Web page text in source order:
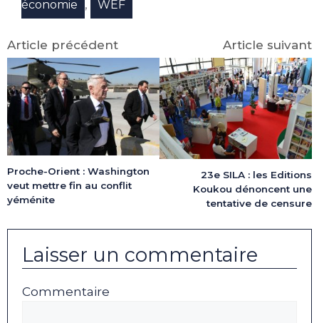
économie
, WEF
Article précédent
Proche-Orient : Washington
veut mettre fin au conflit
yéménite
Article suivant
23e SILA : les Editions
Koukou dénoncent une
tentative de censure
Laisser un commentaire
Commentaire